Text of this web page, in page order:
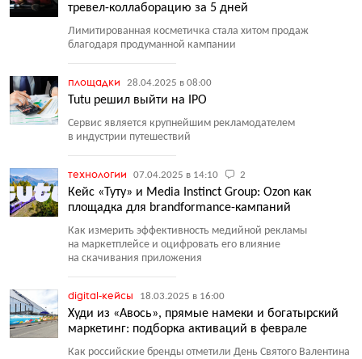
тревел-коллаборацию за 5 дней
Лимитированная косметичка стала хитом продаж
благодаря продуманной кампании
площадки 28.04.2025 в 08:00
Tutu решил выйти на IPO
Сервис является крупнейшим рекламодателем
в индустрии путешествий
технологии 07.04.2025 в 14:10 2
Кейс «Туту» и Media Instinct Group: Ozon как
площадка для brandformance-кампаний
Как измерить эффективность медийной рекламы
на маркетплейсе и оцифровать его влияние
на скачивания приложения
digital-кейсы 18.03.2025 в 16:00
Худи из «Авось», прямые намеки и богатырский
маркетинг: подборка активаций в феврале
Как российские бренды отметили День Святого Валентина